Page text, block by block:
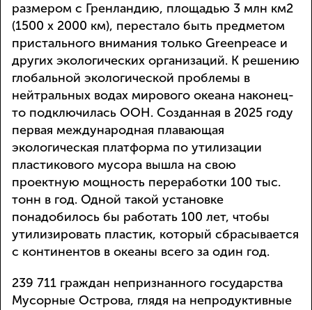
размером с Гренландию, площадью 3 млн км2
(1500 х 2000 км), перестало быть предметом
пристального внимания только Greenpeace и
других экологических организаций. К решению
глобальной экологической проблемы в
нейтральных водах мирового океана наконец-
то подключилась ООН. Созданная в 2025 году
первая международная плавающая
экологическая платформа по утилизации
пластикового мусора вышла на свою
проектную мощность переработки 100 тыс.
тонн в год. Одной такой установке
понадобилось бы работать 100 лет, чтобы
утилизировать пластик, который сбрасывается
с континентов в океаны всего за один год.
239 711 граждан непризнанного государства
Мусорные Острова, глядя на непродуктивные